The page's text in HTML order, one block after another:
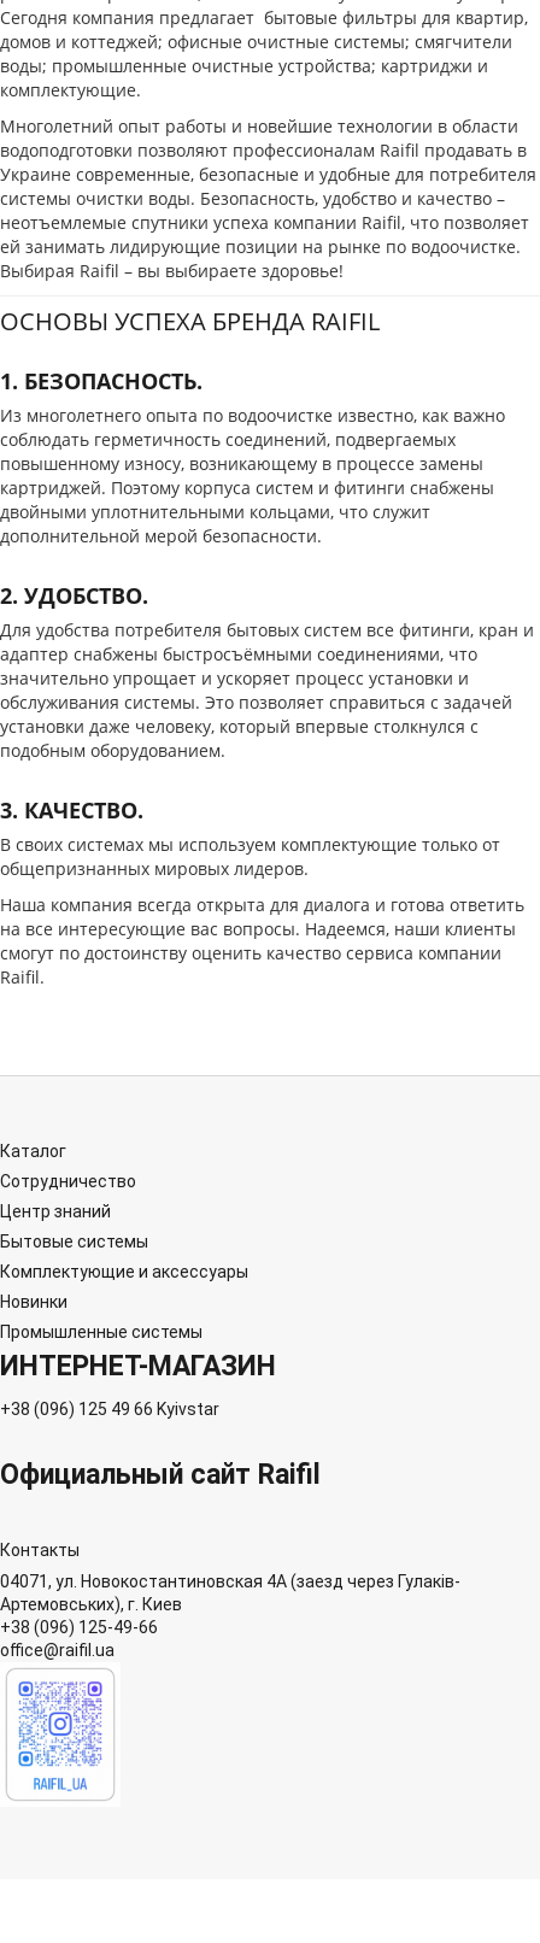
Сегодня компания предлагает бытовые фильтры для квартир,
домов и коттеджей; офисные очистные системы; смягчители
воды; промышленные очистные устройства; картриджи и
комплектующие.
Многолетний опыт работы и новейшие технологии в области
водоподготовки позволяют профессионалам Raifil продавать в
Украине современные, безопасные и удобные для потребителя
системы очистки воды. Безопасность, удобство и качество –
неотъемлемые спутники успеха компании Raifil, что позволяет
ей занимать лидирующие позиции на рынке по водоочистке.
Выбирая Raifil – вы выбираете здоровье!
ОСНОВЫ УСПЕХА БРЕНДА RAIFIL
1. БЕЗОПАСНОСТЬ.
Из многолетнего опыта по водоочистке известно, как важно
соблюдать герметичность соединений, подвергаемых
повышенному износу, возникающему в процессе замены
картриджей. Поэтому корпуса систем и фитинги снабжены
двойными уплотнительными кольцами, что служит
дополнительной мерой безопасности.
2. УДОБСТВО.
Для удобства потребителя бытовых систем все фитинги, кран и
адаптер снабжены быстросъёмными соединениями, что
значительно упрощает и ускоряет процесс установки и
обслуживания системы. Это позволяет справиться с задачей
установки даже человеку, который впервые столкнулся с
подобным оборудованием.
3. КАЧЕСТВО.
В своих системах мы используем комплектующие только от
общепризнанных мировых лидеров.
Наша компания всегда открыта для диалога и готова ответить
на все интересующие вас вопросы. Надеемся, наши клиенты
смогут по достоинству оценить качество сервиса компании
Raifil.
Каталог
Сотрудничество
Центр знаний
Бытовые системы
Комплектующие и аксессуары
Новинки
Промышленные системы
ИНТЕРНЕТ-МАГАЗИН
+38 (096) 125 49 66 Kyivstar
Официальный сайт Raifil
Контакты
04071, ул. Новокостантиновская 4А (заезд через Гулаків-
Артемовських), г. Киев
+38 (096) 125-49-66
office@raifil.ua